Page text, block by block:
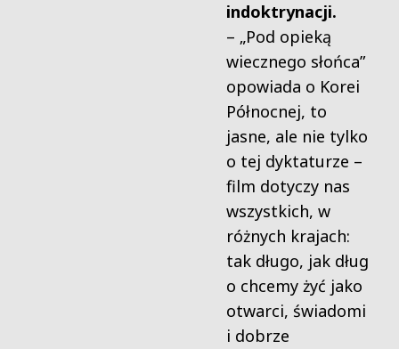
indoktrynacji.
– „Pod opieką
wiecznego słońca”
opowiada o Korei
Północnej, to
jasne, ale nie tylko
o tej dyktaturze –
film dotyczy nas
wszystkich, w
różnych krajach:
tak długo, jak dług
o chcemy żyć jako
otwarci, świadomi
i dobrze